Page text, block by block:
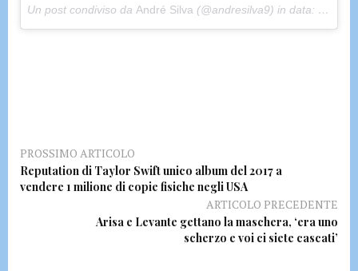
Un post condiviso da André Silva (@andresilva9) in data: Gen 9,
PROSSIMO ARTICOLO
Reputation di Taylor Swift unico album del 2017 a
vendere 1 milione di copie fisiche negli USA
ARTICOLO PRECEDENTE
Arisa e Levante gettano la maschera, ‘era uno
scherzo e voi ci siete cascati’